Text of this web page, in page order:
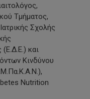
Τμήματος,
Σχολής
(Ε.Δ.Ε.) και
Κινδύνου
Nutrition